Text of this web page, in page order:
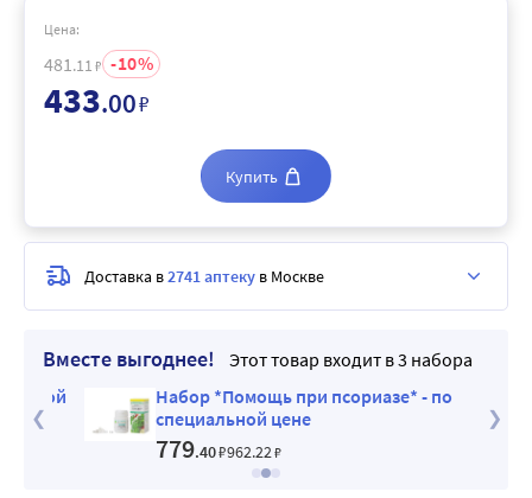
Вместе выгоднее!
Этот товар входит в 3 набора
Набор *Помощь при псориазе* - по
специальной цене
779.40₽962.22₽
Цена:
481 .11 ₽ 10
433.00₽
Купить
Доставка в2741 аптеку в Москве